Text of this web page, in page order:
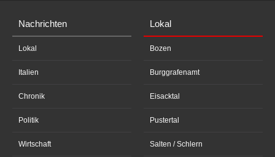
Nachrichten
Lokal
Italien
Chronik
Politik
Wirtschaft
Lokal
Bozen
Burggrafenamt
Eisacktal
Pustertal
Salten / Schlern